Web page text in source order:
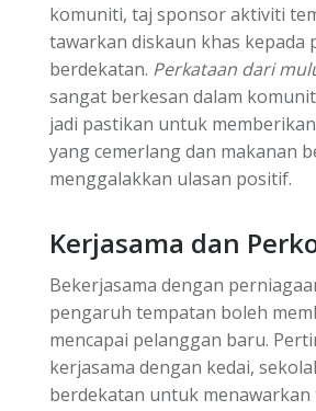
komuniti, taj sponsor aktiviti
tawarkan diskaun khas kepada
berdekatan. Perkataan dari
sangat berkesan dalam
jadi pastikan untuk
yang cemerlang dan makanan
menggalakkan ulasan positif.
Kerjasama dan
Bekerjasama dengan
pengaruh tempatan boleh
mencapai pelanggan baru.
kerjasama dengan kedai,
berdekatan untuk menawarkan